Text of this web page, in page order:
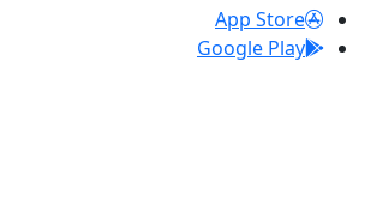
App Store
Google Play